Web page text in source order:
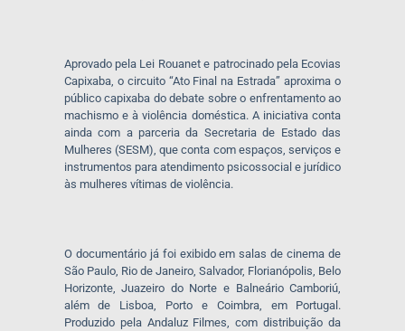
Aprovado pela Lei Rouanet e patrocinado pela Ecovias
Capixaba, o circuito “Ato Final na Estrada” aproxima o
público capixaba do debate sobre o enfrentamento ao
machismo e à violência doméstica. A iniciativa conta
ainda com a parceria da Secretaria de Estado das
Mulheres (SESM), que conta com espaços, serviços e
instrumentos para atendimento psicossocial e jurídico
às mulheres vítimas de violência.
O documentário já foi exibido em salas de cinema de
São Paulo, Rio de Janeiro, Salvador, Florianópolis, Belo
Horizonte, Juazeiro do Norte e Balneário Camboriú,
além de Lisboa, Porto e Coimbra, em Portugal.
Produzido pela Andaluz Filmes, com distribuição da